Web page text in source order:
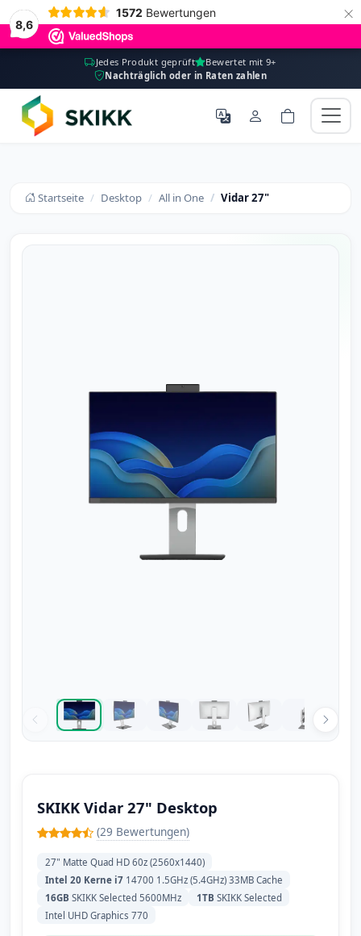
8,6
1572 Bewertungen ×
Jedes Produkt geprüft
Bewertet mit 9+
Nachträglich oder in Raten zahlen
Startseite Desktop All in One Vidar 27"
SKIKK Vidar 27" Desktop
(29 Bewertungen)
27" Matte Quad HD 60z (2560x1440)
Intel 20 Kerne i714700 1.5GHz (5.4GHz) 33MB Cache
16GB SKIKK Selected 5600MHz 1TB SKIKK Selected
Intel UHD Graphics 770